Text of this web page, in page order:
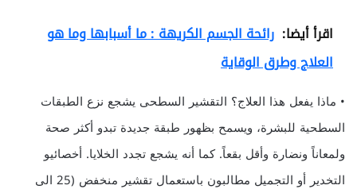
اقرأ أيضا: رائحة الجسم الكريهة : ما أسبابها وما هو
العلاج وطرق الوقاية
• ماذا يفعل هذا العلاج؟ التقشير السطحى يشجع نزع الطبقات
السطحية للبشرة، ويسمح بظهور طبقة جديدة تبدو أكثر صحة
ولمعاناً ونضارة وأقل بقعاً. كما أنه يشجع تجدد الخلايا. أخصائيو
التخدير أو التجميل مطالبون باستعمال تقشير منخفض (25 الى